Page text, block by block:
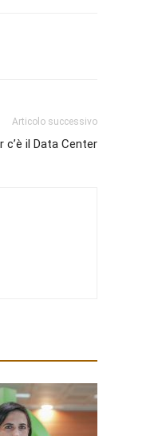
Articolo successivo
il Data Center